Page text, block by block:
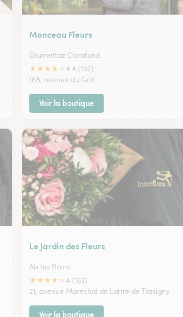
Monceau Fleurs
Drumettaz Clarafond
★★★★
4.4 (192)
168, avenue du Golf
Voir la boutique
Le Jardin des Fleurs
Aix les Bains
★★★★
4 (162)
21, avenue Maréchal de Lattre de Tassigny
Voir la boutique